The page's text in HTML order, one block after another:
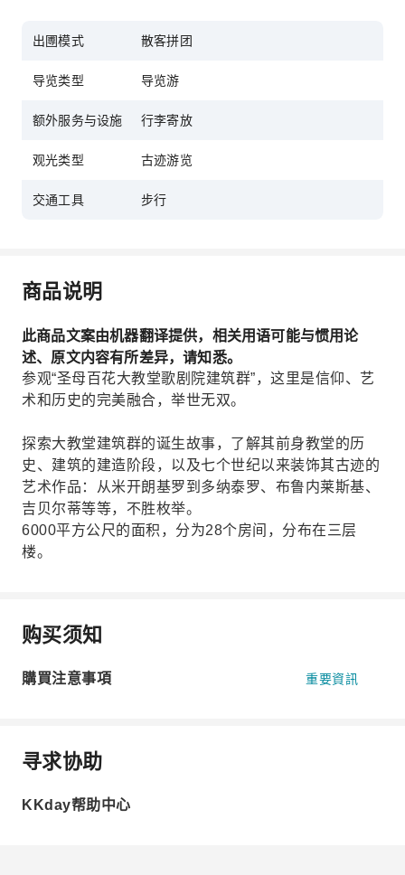
出圑模式 散客拼团
导览类型 导览游
额外服务与设施 行李寄放
观光类型 古迹游览
交通工具 步行
商品说明
此商品文案由机器翻译提供，相关用语可能与惯用论
述、原文内容有所差异，请知悉。
参观“圣母百花大教堂歌剧院建筑群”，这里是信仰、艺
术和历史的完美融合，举世无双。
探索大教堂建筑群的诞生故事，了解其前身教堂的历
史、建筑的建造阶段，以及七个世纪以来装饰其古迹的
艺术作品：从米开朗基罗到多纳泰罗、布鲁内莱斯基、
吉贝尔蒂等等，不胜枚举。
6000平方公尺的面积，分为28个房间，分布在三层
楼。
购买须知
購買注意事項 重要資訊
寻求协助
KKday帮助中心